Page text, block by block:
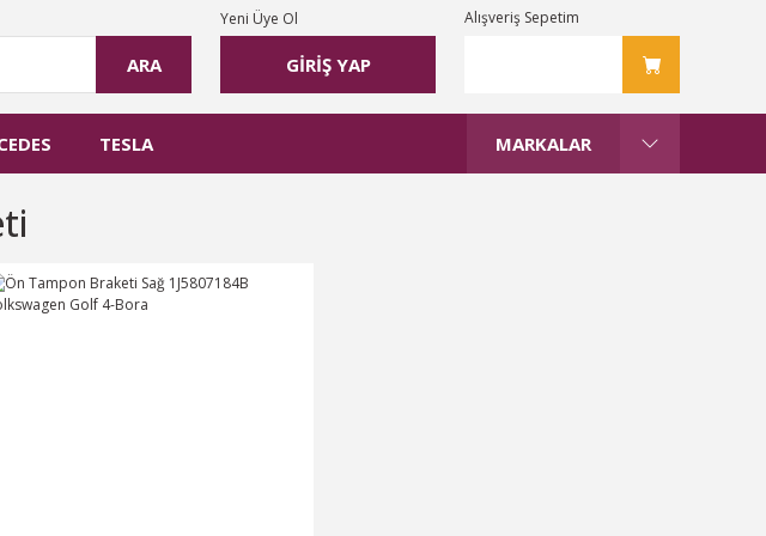
ARA GİRİŞ YAP
Yeni Üye Ol Alışveriş Sepetim
TESLA MARKALAR